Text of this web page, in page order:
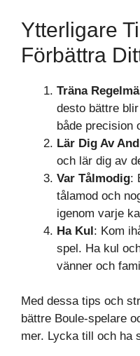
Ytterligare
Förbättra
Träna
desto bättre
både precision
Lär Dig Av
och lär dig av
Var Tålmodig:
tålamod och
igenom varje
Ha Kul: Kom
spel. Ha kul
vänner och
Med dessa tips och
bättre Boule-spelare
mer. Lycka till och ha